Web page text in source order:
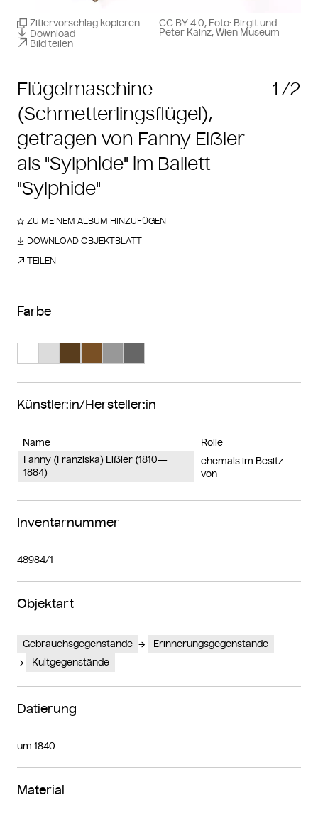
Flügelmaschine
(Schmetterlingsflügel),
getragen von Fanny Elßler
als "Sylphide" im Ballett
"Sylphide"
1/2
Zitiervorschlag kopieren
Download
Bild teilen
CC BY 4.0, Foto: Birgit und
Peter Kainz, Wien Museum
ZU MEINEM ALBUM HINZUFÜGEN
DOWNLOAD OBJEKTBLATT
TEILEN
Farbe
Künstler:in/Hersteller:in
Name
Rolle
Fanny (Franziska) Elßler (1810—
1884)
ehemals im Besitz
von
Inventarnummer
48984/1
Objektart
Gebrauchsgegenstände
Erinnerungsgegenstände
Kultgegenstände
Datierung
um 1840
Material